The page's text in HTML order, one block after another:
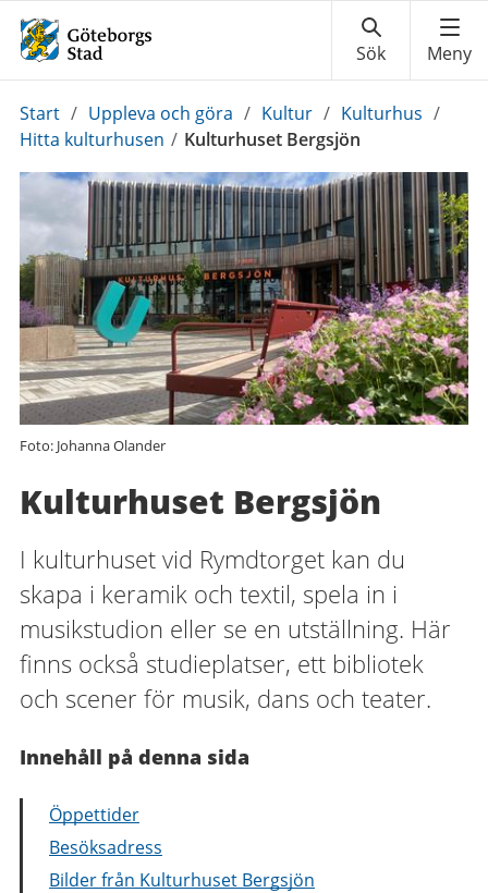
Du
är
Start / Uppleva och göra / Kultur / Kulturhus /
Hitta kulturhusen / Kulturhuset Bergsjön
Foto: Johanna Olander
Kulturhuset Bergsjön
I kulturhuset vid Rymdtorget kan du
skapa i keramik och textil, spela in i
musikstudion eller se en utställning. Här
finns också studieplatser, ett bibliotek
och scener för musik, dans och teater.
Innehåll på denna sida
Öppettider
Besöksadress
Bilder från Kulturhuset Bergsjön